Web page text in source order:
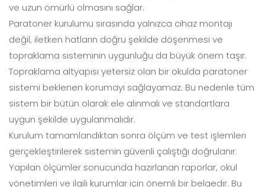
ve uzun ömürlü olmasını sağlar.
Paratoner kurulumu sırasında yalnızca cihaz montajı
değil, iletken hatların doğru şekilde döşenmesi ve
topraklama sisteminin uygunluğu da büyük önem taşır.
Topraklama altyapısı yetersiz olan bir okulda paratoner
sistemi beklenen korumayı sağlayamaz. Bu nedenle tüm
sistem bir bütün olarak ele alınmalı ve standartlara
uygun şekilde uygulanmalıdır.
Kurulum tamamlandıktan sonra ölçüm ve test işlemleri
gerçekleştirilerek sistemin güvenli çalıştığı doğrulanır.
Yapılan ölçümler sonucunda hazırlanan raporlar, okul
yönetimleri ve ilgili kurumlar için önemli bir belgedir. Bu